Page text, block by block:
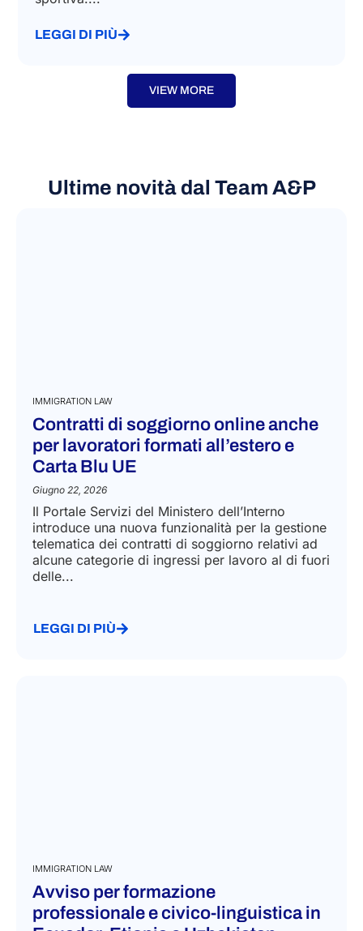
LEGGI DI PIÙ
VIEW MORE
Ultime novità dal Team A&P
IMMIGRATION LAW
Contratti di soggiorno online anche
per lavoratori formati all’estero e
Carta Blu UE
Giugno 22, 2026
Il Portale Servizi del Ministero dell’Interno
introduce una nuova funzionalità per la gestione
telematica dei contratti di soggiorno relativi ad
alcune categorie di ingressi per lavoro al di fuori
delle...
LEGGI DI PIÙ
IMMIGRATION LAW
Avviso per formazione
professionale e civico-linguistica in